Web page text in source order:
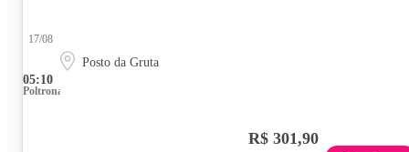
05:10
17/08
Posto da Gruta
Poltrona
R$ 301,90